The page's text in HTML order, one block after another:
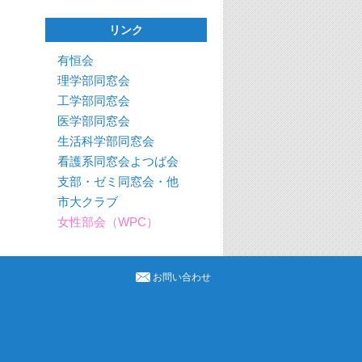
リンク
有恒会
理学部同窓会
工学部同窓会
医学部同窓会
生活科学部同窓会
看護系同窓会よつば会
支部・ゼミ同窓会・他
市大クラブ
女性部会（WPC）
お問い合わせ